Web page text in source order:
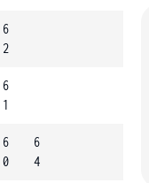
6
2
6
1
6
0
6
4